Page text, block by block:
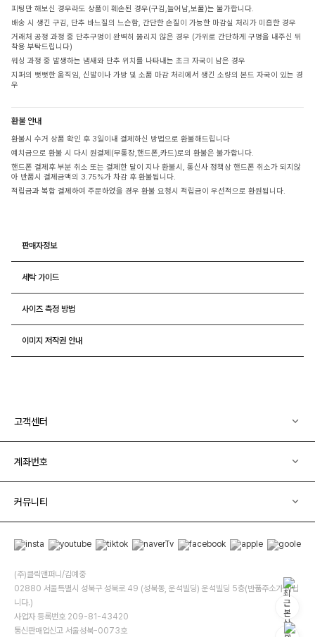
피팅만 해보신 경우라도 상품이 훼손된 경우(구김,늘어남,보풀)는 불가합니다.
배송 시 생긴 구김, 단추 바느질의 느슨함, 간단한 손질이 가능한 마감실 처리가 미흡한 경우
거래처 공정 과정 중 단추구멍이 완벽히 뚫리지 않은 경우 (가위로 간단하게 구멍을 내주신 뒤
착용 부탁드립니다)
워싱 과정 중 발생하는 냄새와 단추 위치를 나타내는 초크 자국이 남은 경우
지퍼의 뻣뻣한 움직임, 신발이나 가방 및 소품 마감 처리에서 생긴 소량의 본드 자국이 있는 경
우
환불 안내
환불시 수거 상품 확인 후 3일이내 결제하신 방법으로 환불해드립니다
예치금으로 환불 시 다시 원결제(무통장,핸드폰,카드)로의 환불은 불가합니다.
핸드폰 결제후 부분 취소 또는 결제한 달이 지나 환불시, 통신사 정책상 핸드폰 취소가 되지않
아 반품시 결제금액의 3.75%가 차감 후 환불됩니다.
적립금과 복합 결제하여 주문하였을 경우 환불 요청시 적립금이 우선적으로 환원됩니다.
판매자정보
세탁 가이드
사이즈 측정 방법
이미지 저작권 안내
고객센터
계좌번호
커뮤니티
(주)클릭앤퍼니/김예중
02880 서울특별시 성북구 성북로 49 (성북동, 운석빌딩) 운석빌딩 5층(반품주소가 아닙
니다.)
사업자 등록번호 209-81-43420
통신판매업신고 서울성북-0073호